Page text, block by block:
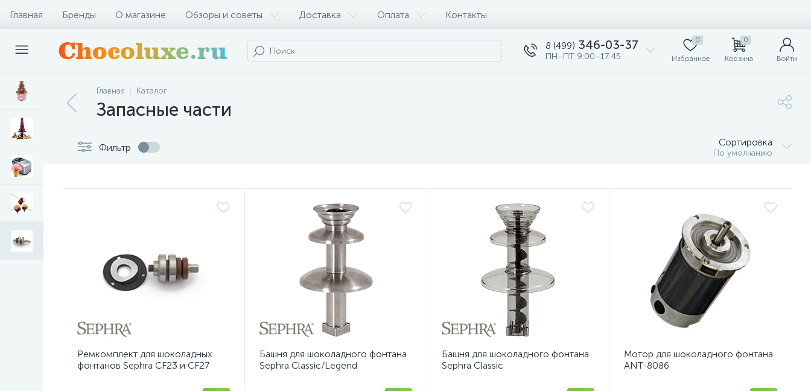
Главная Бренды О магазине Обзоры и советы Доставка Оплата Контакты
8 (499) 346-03-37
ПН–ПТ 9:00–17:45
0
Избранное
0
Корзина Войти
Главная Каталог
Запасные части
Фильтр Сортировка
По умолчанию
Ремкомплект для шоколадных
фонтанов Sephra CF23 и CF27
Башня для шоколадного фонтана
Sephra Classic/Legend
Башня для шоколадного фонтана
Sephra Classic
Мотор для шоколадного фонтана
ANT-8086